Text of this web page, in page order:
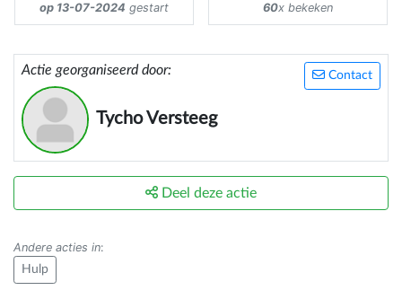
op 13-07-2024 gestart 60x bekeken
Contact
Actie georganiseerd door:
Tycho Versteeg
Deel deze actie
Andere acties in:
Hulp